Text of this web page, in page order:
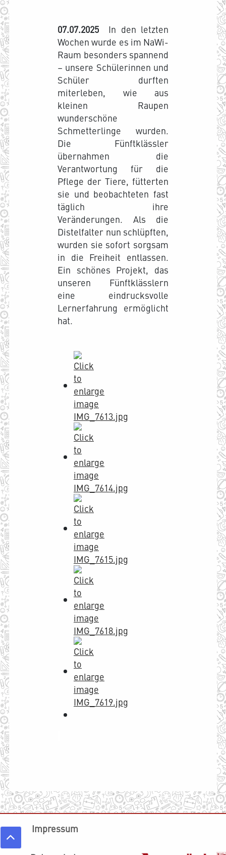
07.07.2025 In den letzten
Wochen wurde es im NaWi-
Raum besonders spannend
– unsere Schülerinnen und
Schüler durften
miterleben, wie aus
kleinen Raupen
wunderschöne
Schmetterlinge wurden.
Die Fünftklässler
übernahmen die
Verantwortung für die
Pflege der Tiere, fütterten
sie und beobachteten fast
täglich ihre
Veränderungen. Als die
Distelfalter nun schlüpften,
wurden sie sofort sorgsam
in die Freiheit entlassen.
Ein schönes Projekt, das
unseren Fünftklässlern
eine eindrucksvolle
Lernerfahrung ermöglicht
hat.
Impressum